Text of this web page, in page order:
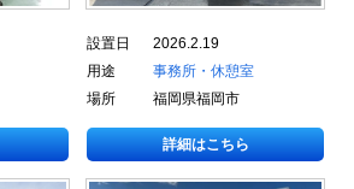
設置日
2026.2.19
用途
事務所・休憩室
場所
福岡県福岡市
詳細はこちら